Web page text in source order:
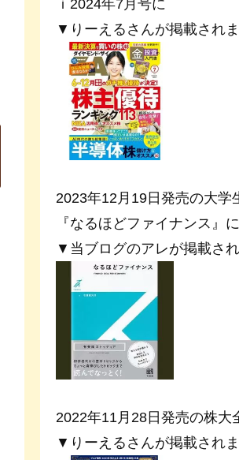
ｉ2024年7月号に
▼りーえるさんが掲載されま
2023年12月19日発売の大学
『なるほどファイナンス』に
▼当ブログのアレが掲載され
2022年11月28日発売の株大
▼りーえるさんが掲載されま